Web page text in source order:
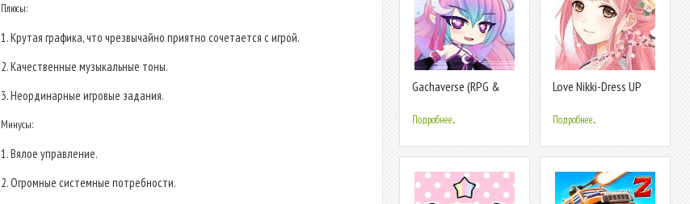
Плюсы:
1. Крутая графика, что чрезвычайно приятно сочетается с игрой.
2. Качественные музыкальные тоны.
3. Неординарные игровые задания.
Минусы:
1. Вялое управление.
2. Огромные системные потребности.
Gachaverse (RPG &
Подробнее...
Love Nikki-Dress UP
Подробнее...